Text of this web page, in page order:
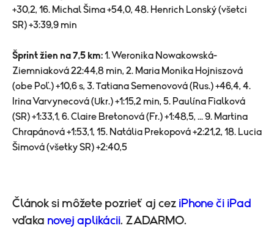
+30,2, 16. Michal Šima +54,0, 48. Henrich Lonský (všetci
SR) +3:39,9 min
Šprint žien na 7,5 km:1. Weronika Nowakowská-
Ziemniaková 22:44,8 min, 2. Maria Monika Hojniszová
(obe Poľ.) +10,6 s, 3. Tatiana Semenovová (Rus.) +46,4, 4.
Irina Varvynecová (Ukr.) +1:15,2 min, 5. Paulína Fialková
(SR) +1:33,1, 6. Claire Bretonová (Fr.) +1:48,5, ... 9. Martina
Chrapánová +1:53,1, 15. Natália Prekopová +2:21,2, 18. Lucia
Šimová (všetky SR) +2:40,5
Článok si môžete pozrieť aj cez iPhone či iPad
vďaka novej aplikácii. ZADARMO.